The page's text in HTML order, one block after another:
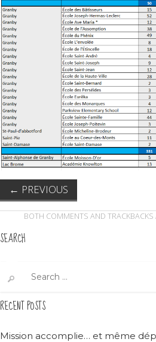
← PREVIOUS
BOTH COMMENTS AND TRACKBACKS
SEARCH
for:
RECENT POSTS
Mission accomplie… et même